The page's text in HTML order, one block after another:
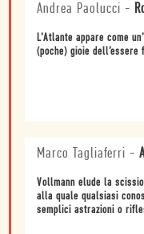
Andrea Paolucci -
L’Atlante appare come
(poche) gioie
Marco Tagliaferri -
Vollmann elude la
alla quale qualsiasi
semplici astrazioni o